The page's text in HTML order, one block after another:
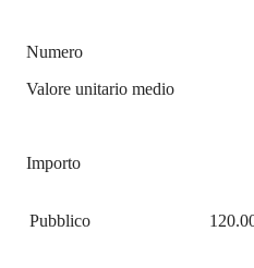
Numero
Valore unitario medio
Importo
Pubblico